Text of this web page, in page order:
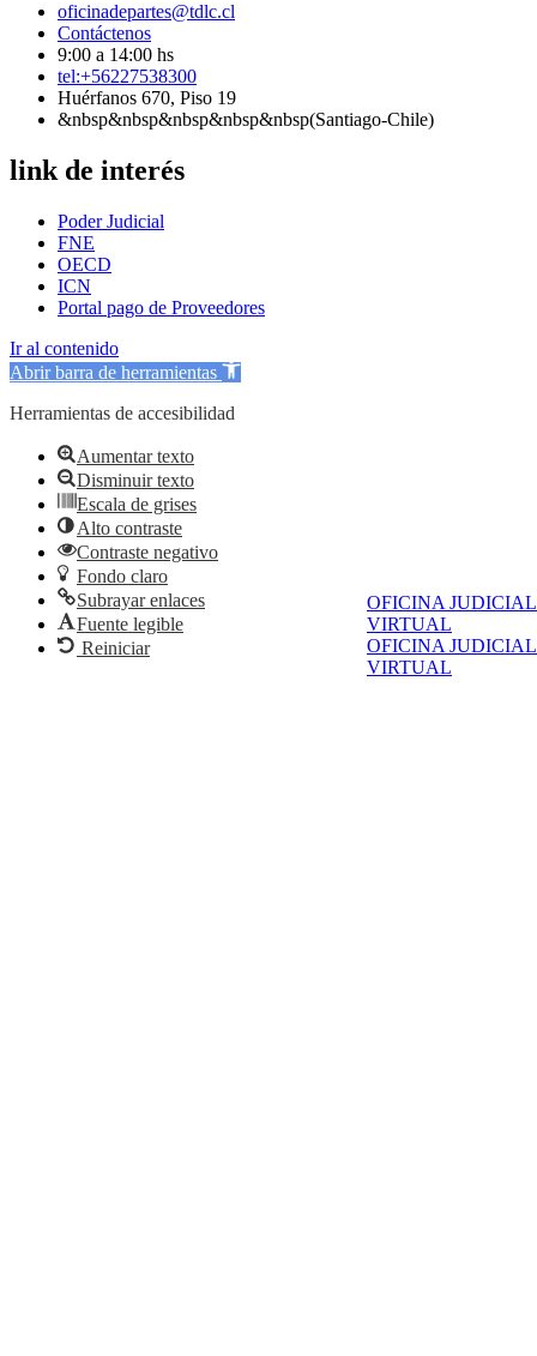
OFICINA JUDICIAL
VIRTUAL
OFICINA JUDICIAL
VIRTUAL
oficinadepartes@tdlc.cl
Contáctenos
9:00 a 14:00 hs
tel:+56227538300
Huérfanos 670, Piso 19
&nbsp&nbsp&nbsp&nbsp&nbsp(Santiago-Chile)
link de interés
Poder Judicial
FNE
OECD
ICN
Portal pago de Proveedores
Ir al contenido
Abrir barra de herramientas
Herramientas de accesibilidad
Aumentar texto
Disminuir texto
Escala de grises
Alto contraste
Contraste negativo
Fondo claro
Subrayar enlaces
Fuente legible
Reiniciar